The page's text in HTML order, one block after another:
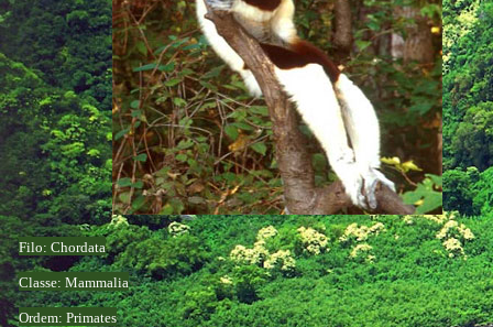
Filo: Chordata
Classe: Mammalia
Ordem: Primates